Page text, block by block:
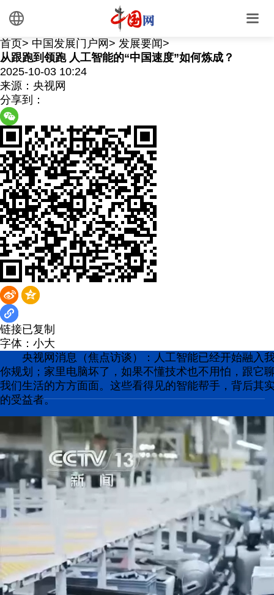
首页> 中国发展门户网> 发展要闻>
从跟跑到领跑 人工智能的“中国速度”如何炼成？
2025-10-03 10:24
来源：央视网
分享到：
链接已复制
字体： 小大
央视网消息（焦点访谈）：人工智能已经开始融
你规划；家里电脑坏了，如果不懂技术也不用怕，跟它
我们生活的方方面面。这些看得见的智能帮手，背后
的受益者。